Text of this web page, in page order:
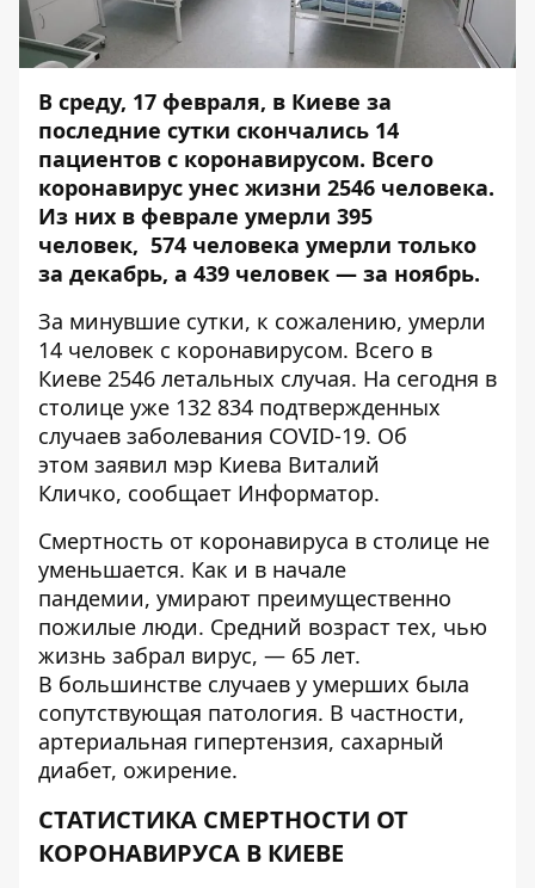
В среду, 17 февраля, в Киеве за
последние сутки скончались 14
пациентов с коронавирусом. Всего
коронавирус унес жизни 2546 человека.
Из них в феврале умерли 395
человек, 574 человека умерли только
за декабрь, а 439 человек — за ноябрь.
За минувшие сутки, к сожалению, умерли
14 человек с коронавирусом. Всего в
Киеве 2546 летальных случая. На сегодня в
столице уже 132 834 подтвержденных
случаев заболевания COVID-19. Об
этом заявил мэр Киева Виталий
Кличко, сообщает Информатор.
Смертность от коронавируса в столице не
уменьшается. Как и в начале
пандемии, умирают преимущественно
пожилые люди. Средний возраст тех, чью
жизнь забрал вирус, — 65 лет.
В большинстве случаев у умерших была
сопутствующая патология. В частности,
артериальная гипертензия, сахарный
диабет, ожирение.
СТАТИСТИКА СМЕРТНОСТИ ОТ
КОРОНАВИРУСА В КИЕВЕ